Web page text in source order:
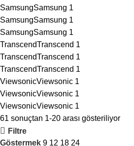
SamsungSamsung 1
SamsungSamsung 1
SamsungSamsung 1
TranscendTranscend 1
TranscendTranscend 1
TranscendTranscend 1
ViewsonicViewsonic 1
ViewsonicViewsonic 1
ViewsonicViewsonic 1
61 sonuçtan 1-20 arası gösteriliyor
Filtre
Göstermek 9 12 18 24